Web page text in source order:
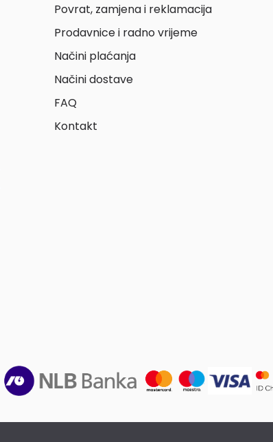
Povrat, zamjena i reklamacija
Prodavnice i radno vrijeme
Načini plaćanja
Načini dostave
FAQ
Kontakt